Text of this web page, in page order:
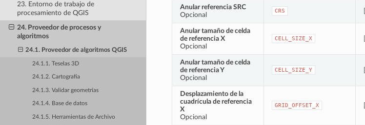
23. Entorno de trabajo de
procesamiento de QGIS
24. Proveedor de procesos y
algoritmos
24.1. Proveedor de algoritmos QGIS
24.1.1. Teselas 3D
24.1.2. Cartografía
24.1.3. Validar geometrías
24.1.4. Base de datos
24.1.5. Herramientas de Archivo
Anular referencia SRC
Opcional
CRS
Anular tamaño de celda
de referencia X
Opcional
CELL_SIZE_X
Anular tamaño de celda
de referencia Y
Opcional
CELL_SIZE_Y
Desplazamiento de la
cuadrícula de referencia
X
Opcional
GRID_OFFSET_X